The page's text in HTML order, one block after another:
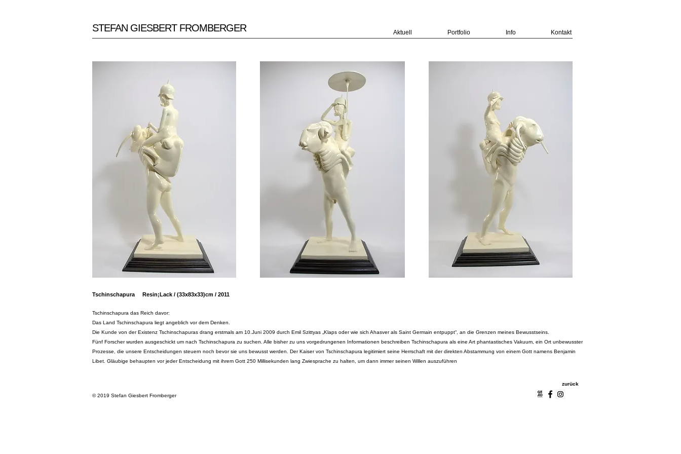
STEFAN GIESBERT FROMBERGER Aktuell Portfolio Info Kontakt
Tschinschapura Resin;Lack / (33x83x33)cm / 2011
Tschinschapura das Reich davor:
Das Land Tschinschapura liegt angeblich vor dem Denken.
Die Kunde von der Existenz Tschinschapuras drang erstmals am 10.Juni 2009 durch Emil Szittyas „Klaps oder wie sich Ahasver als Saint Germain entpuppt“, an die Grenzen meines Bewusstseins.
Fünf Forscher wurden ausgeschickt um nach Tschinschapura zu suchen. Alle bisher zu uns vorgedrungenen Informationen beschreiben Tschinschapura als eine Art phantastisches Vakuum, ein Ort unbewusster
Prozesse, die unsere Entscheidungen steuern noch bevor sie uns bewusst werden. Der Kaiser von Tschinschapura legitimiert seine Herrschaft mit der direkten Abstammung von einem Gott namens Benjamin
Libet. Gläubige behaupten vor jeder Entscheidung mit ihrem Gott 250 Millisekunden lang Zwiesprache zu halten, um dann immer seinen Willen auszuführen
zurück
© 2019 Stefan Giesbert Fromberger